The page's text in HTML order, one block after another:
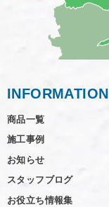
INFORMATION
商品一覧
施工事例
お知らせ
スタッフブログ
お役立ち情報集